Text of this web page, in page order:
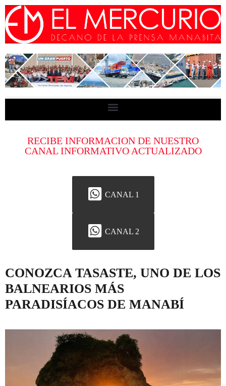
RECIBE INFORMACION DE NUESTRO
CANAL INFORMATIVO ACTUALIZADO
CANAL 1
CANAL 2
CONOZCA TASASTE, UNO DE LOS
BALNEARIOS MÁS
PARADISÍACOS DE MANABÍ